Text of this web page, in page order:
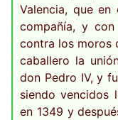
Valencia, que
compañía, y
contra los moros
caballero la
don Pedro IV, y
siendo vencidos
en 1349 y